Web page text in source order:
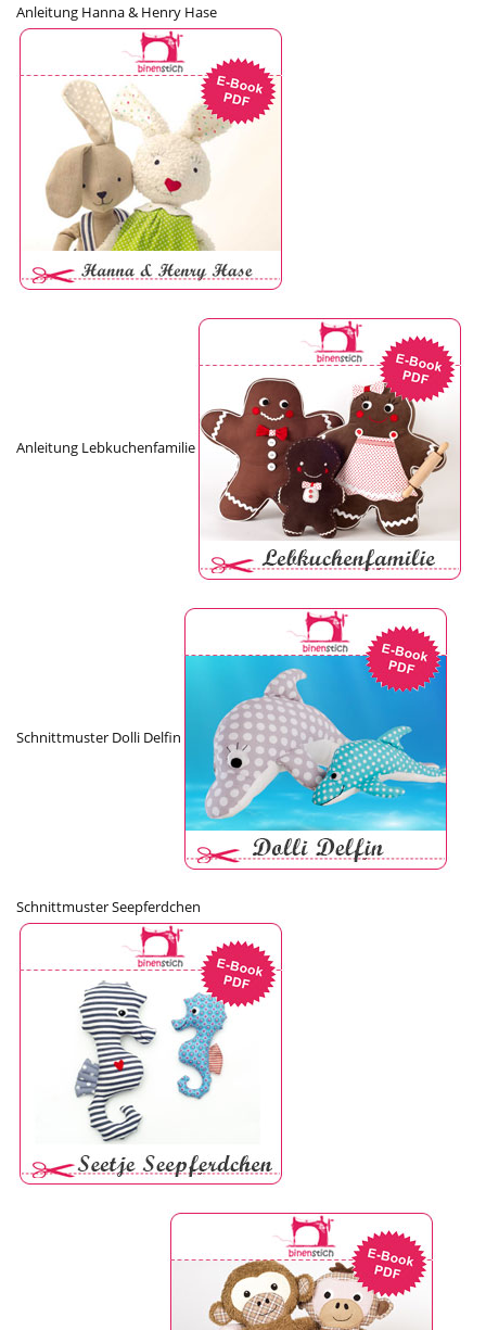
Anleitung Hanna & Henry Hase
Anleitung Lebkuchenfamilie
Schnittmuster Dolli Delfin
Schnittmuster Seepferdchen